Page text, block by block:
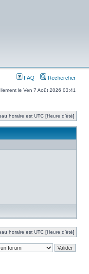
FAQ Rechercher
le Ven 7 Août 2026 03:41
horaire est UTC [Heure d’été]
horaire est UTC [Heure d’été]